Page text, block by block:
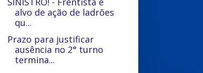
alvo de ação de ladrões
qu...
Prazo para justificar
ausência no 2° turno
termina...